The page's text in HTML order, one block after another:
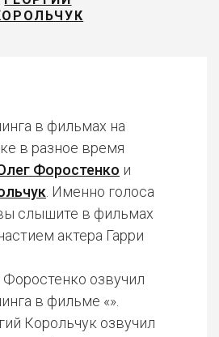
в фильмах на
в разное время
Форостенко и
. Именно голоса
слышите в фильмах
актера Гарри
озвучил
в фильме «».
Корольчук озвучил